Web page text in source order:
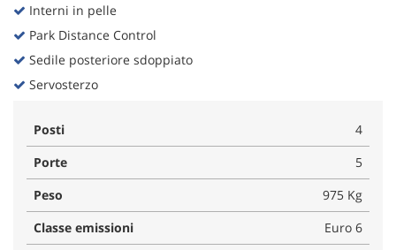
Interni in pelle
Park Distance Control
Sedile posteriore sdoppiato
Servosterzo
Posti
4
Porte
5
Peso
975 Kg
Classe emissioni
Euro 6